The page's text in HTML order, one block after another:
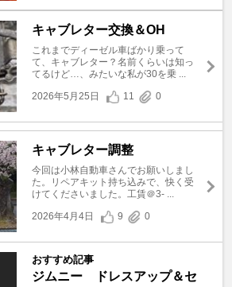
キャブレター交換＆OH
これまでディーゼル車ばかり乗って
て、キャブレター？名前くらいは知っ
てるけど…、みたいな私が30を乗 ...
2026年5月25日
11 0
キャブレター調整
今回は小林自動車さんでお願いしまし
た。リペアキット持ち込みで、快く受
けてくださいました。工賃＠3- ...
2026年4月4日
9 0
おすすめ記事
ジムニー ドレスアップ＆セ